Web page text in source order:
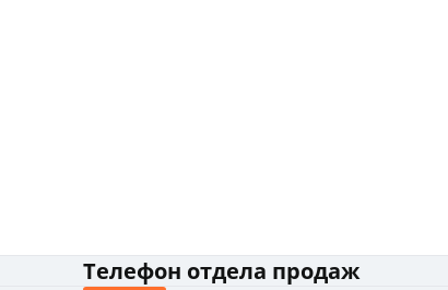
Телефон отдела продаж